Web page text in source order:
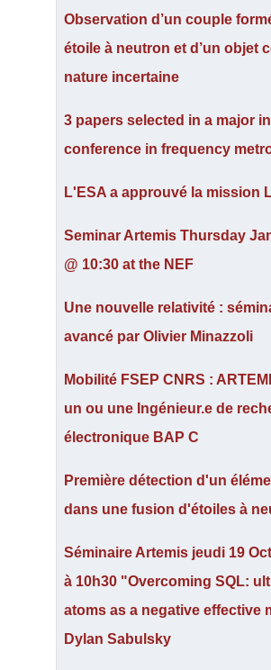
Observation d’un couple
étoile à neutron et d’un objet
nature incertaine
3 papers selected in a major
conference in frequency
L'ESA a approuvé la mission
Seminar Artemis Thursday
@ 10:30 at the NEF
Une nouvelle relativité :
avancé par Olivier Minazzoli
Mobilité FSEP CNRS :
un ou une Ingénieur.e de
électronique BAP C
Première détection d'un
dans une fusion d'étoiles à
Séminaire Artemis jeudi 19
à 10h30 "Overcoming SQL:
atoms as a negative effective
Dylan Sabulsky